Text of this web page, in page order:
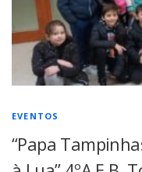
EVENTOS
“Papa